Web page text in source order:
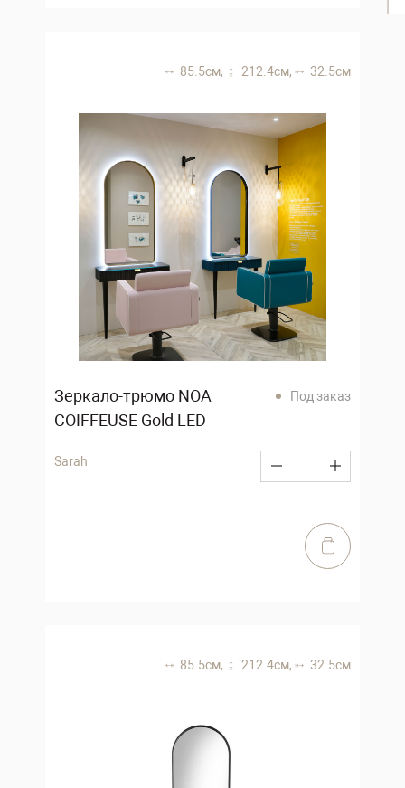
85.5 см, 212.4 см, 32.5 см
Зеркало-трюмо NOA
COIFFEUSE Gold LED
Под заказ
Sarah
85.5 см, 212.4 см, 32.5 см